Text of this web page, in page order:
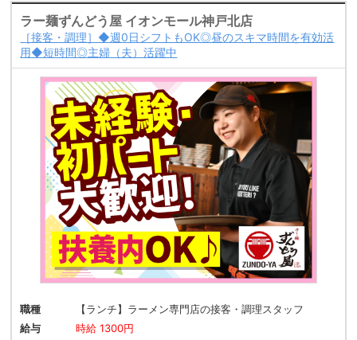
ラー麺ずんどう屋 イオンモール神戸北店
［接客・調理］◆週0日シフトもOK◎昼のスキマ時間を有効活
用◆短時間◎主婦（夫）活躍中
職種
【ランチ】ラーメン専門店の接客・調理スタッフ
給与
時給 1300円